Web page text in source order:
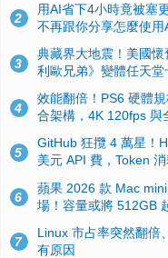
2
用AI省下4小時竟被塞
不再跟你分享怎麼使用
3
典藏界大地震！美國
利歐兄弟》變體任天堂
4
效能翻倍！PS6 硬體
合架構，4K 120fps 與
5
GitHub 狂攬 4 萬星！
美元 API 費，Token
6
蘋果 2026 款 Mac
場！容量或將 512GB
7
Linux 市占率突然翻倍
有原因